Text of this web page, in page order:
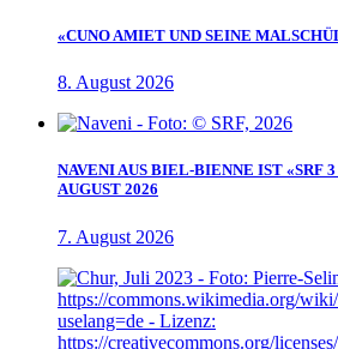
«CUNO AMIET UND SEINE
8. August 2026
NAVENI AUS BIEL-BIENNE IST «SRF
AUGUST 2026
7. August 2026